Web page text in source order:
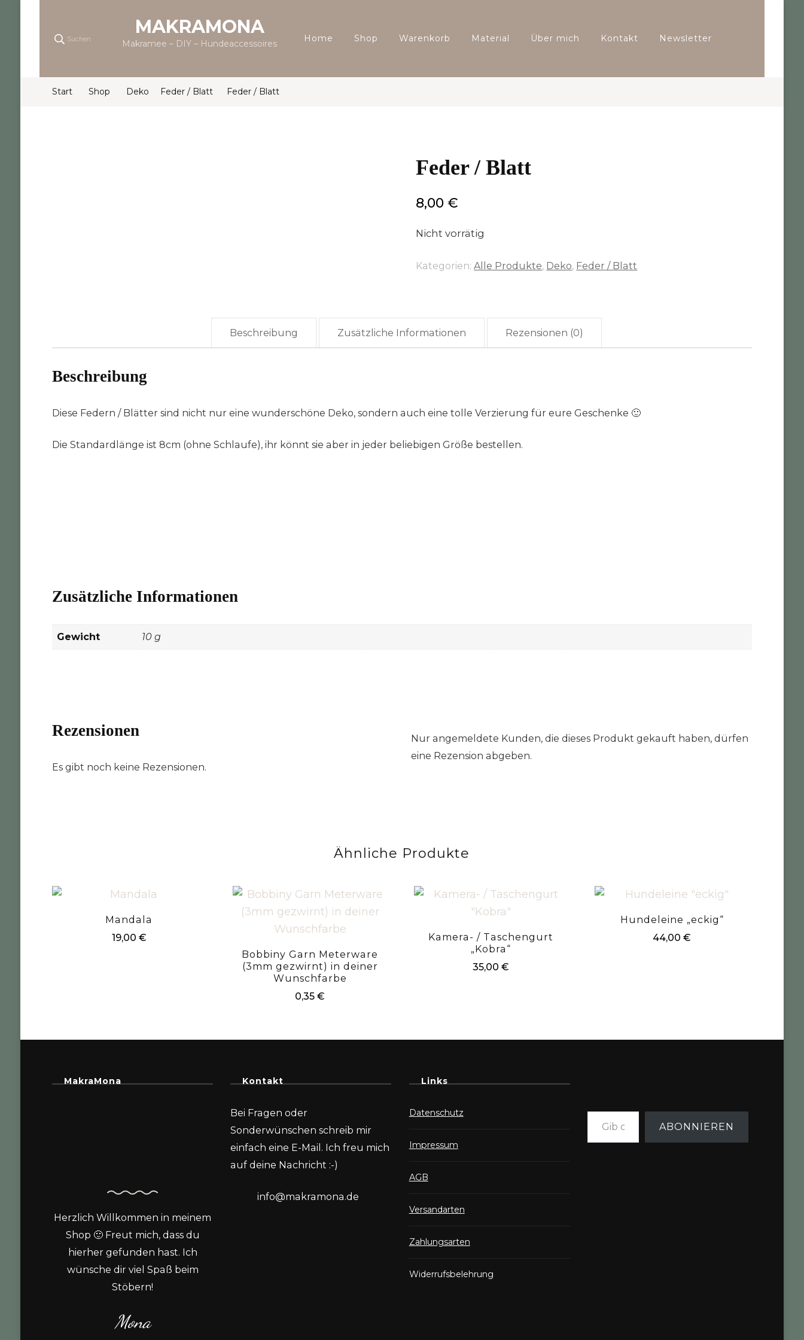
Suchen
MAKRAMONA
Makramee – DIY – Hundeaccessoires Home Shop Warenkorb Material Über mich Kontakt Newsletter
Start Shop Deko Feder / Blatt Feder / Blatt
Feder / Blatt
8,00€
Nicht vorrätig
Kategorien:Alle Produkte, Deko, Feder / Blatt
Beschreibung Zusätzliche Informationen Rezensionen (0)
Beschreibung
Diese Federn / Blätter sind nicht nur eine wunderschöne Deko, sondern auch eine tolle Verzierung für eure Geschenke 🙂
Die Standardlänge ist 8cm (ohne Schlaufe), ihr könnt sie aber in jeder beliebigen Größe bestellen.
Zusätzliche Informationen
Gewicht 10 g
Rezensionen
Es gibt noch keine Rezensionen.
Nur angemeldete Kunden, die dieses Produkt gekauft haben, dürfen
eine Rezension abgeben.
Ähnliche Produkte
Mandala
19,00 €
Bobbiny Garn Meterware
(3mm gezwirnt) in deiner
Wunschfarbe
0,35€
Kamera- / Taschengurt
„Kobra“
35,00€
Hundeleine „eckig“
44,00€
MakraMona
Herzlich Willkommen in meinem
Shop 🙂 Freut mich, dass du
hierher gefunden hast. Ich
wünsche dir viel Spaß beim
Stöbern!
Mona
Kontakt
Bei Fragen oder
Sonderwünschen schreib mir
einfach eine E-Mail. Ich freu mich
auf deine Nachricht :-)
info@makramona.de
Links
Datenschutz
Impressum
AGB
Versandarten
Zahlungsarten
Widerrufsbelehrung
Gib deine E-Mail-Adresse ein ...
ABONNIEREN